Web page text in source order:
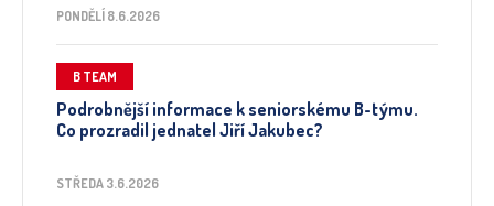
PONDĚLÍ 8.6.2026
B TEAM
Podrobnější informace k seniorskému B-týmu.
Co prozradil jednatel Jiří Jakubec?
STŘEDA 3.6.2026